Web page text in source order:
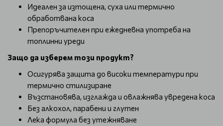
Идеален за изтощена, суха или термично
обработвана коса
Препоръчителен при ежедневна употреба на
топлинни уреди
Защо да изберем този продукт?
Осигурява защита до високи температури при
термично стилизиране
Възстановява, изглажда и овлажнява увредена коса
Без алкохол, парабени и глутен
Лека формула без утежняване